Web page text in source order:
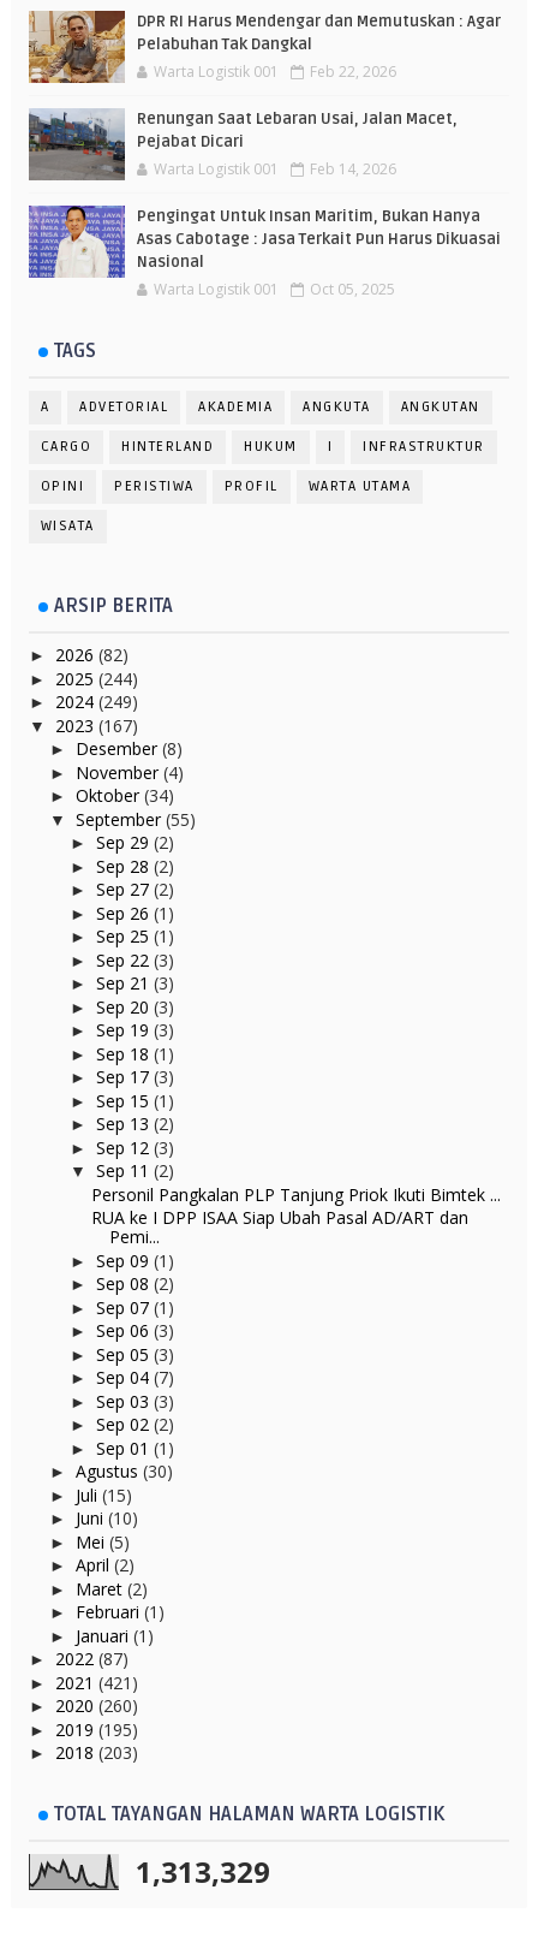
DPR RI Harus Mendengar dan Memutuskan : Agar
Pelabuhan Tak Dangkal
Warta Logistik 001 Feb 22, 2026
Renungan Saat Lebaran Usai, Jalan Macet,
Pejabat Dicari
Warta Logistik 001 Feb 14, 2026
Pengingat Untuk Insan Maritim, Bukan Hanya
Asas Cabotage : Jasa Terkait Pun Harus Dikuasai
Nasional
Warta Logistik 001 Oct 05, 2025
TAGS
A ADVETORIAL AKADEMIA ANGKUTA ANGKUTAN
CARGO HINTERLAND HUKUM I INFRASTRUKTUR
OPINI PERISTIWA PROFIL WARTA UTAMA
WISATA
ARSIP BERITA
► 2026 (82)
► 2025 (244)
► 2024 (249)
▼ 2023 (167)
► Desember(8)
► November(4)
► Oktober(34)
▼ September(55)
► Sep 29 (2)
► Sep 28 (2)
► Sep 27 (2)
► Sep 26 (1)
► Sep 25 (1)
► Sep 22 (3)
► Sep 21 (3)
► Sep 20 (3)
► Sep 19 (3)
► Sep 18 (1)
► Sep 17 (3)
► Sep 15 (1)
► Sep 13 (2)
► Sep 12 (3)
▼ Sep 11 (2)
Personil Pangkalan PLP Tanjung Priok Ikuti Bimtek ...
RUA ke I DPP ISAA Siap Ubah Pasal AD/ART dan
Pemi...
► Sep 09 (1)
► Sep 08 (2)
► Sep 07 (1)
► Sep 06 (3)
► Sep 05 (3)
► Sep 04 (7)
► Sep 03 (3)
► Sep 02 (2)
► Sep 01 (1)
► Agustus (30)
► Juli (15)
► Juni (10)
► Mei (5)
► April (2)
► Maret (2)
► Februari (1)
► Januari (1)
► 2022 (87)
► 2021 (421)
► 2020 (260)
► 2019 (195)
► 2018 (203)
TOTAL TAYANGAN HALAMAN WARTA LOGISTIK
1,313,329